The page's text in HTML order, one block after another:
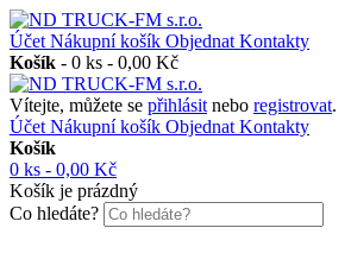
Účet Nákupní košík Objednat Kontakty
Košík - 0 ks - 0,00 Kč
Vítejte, můžete se přihlásit nebo registrovat.
Účet Nákupní košík Objednat Kontakty
Košík
0 ks - 0,00 Kč
Košík je prázdný
Co hledáte?